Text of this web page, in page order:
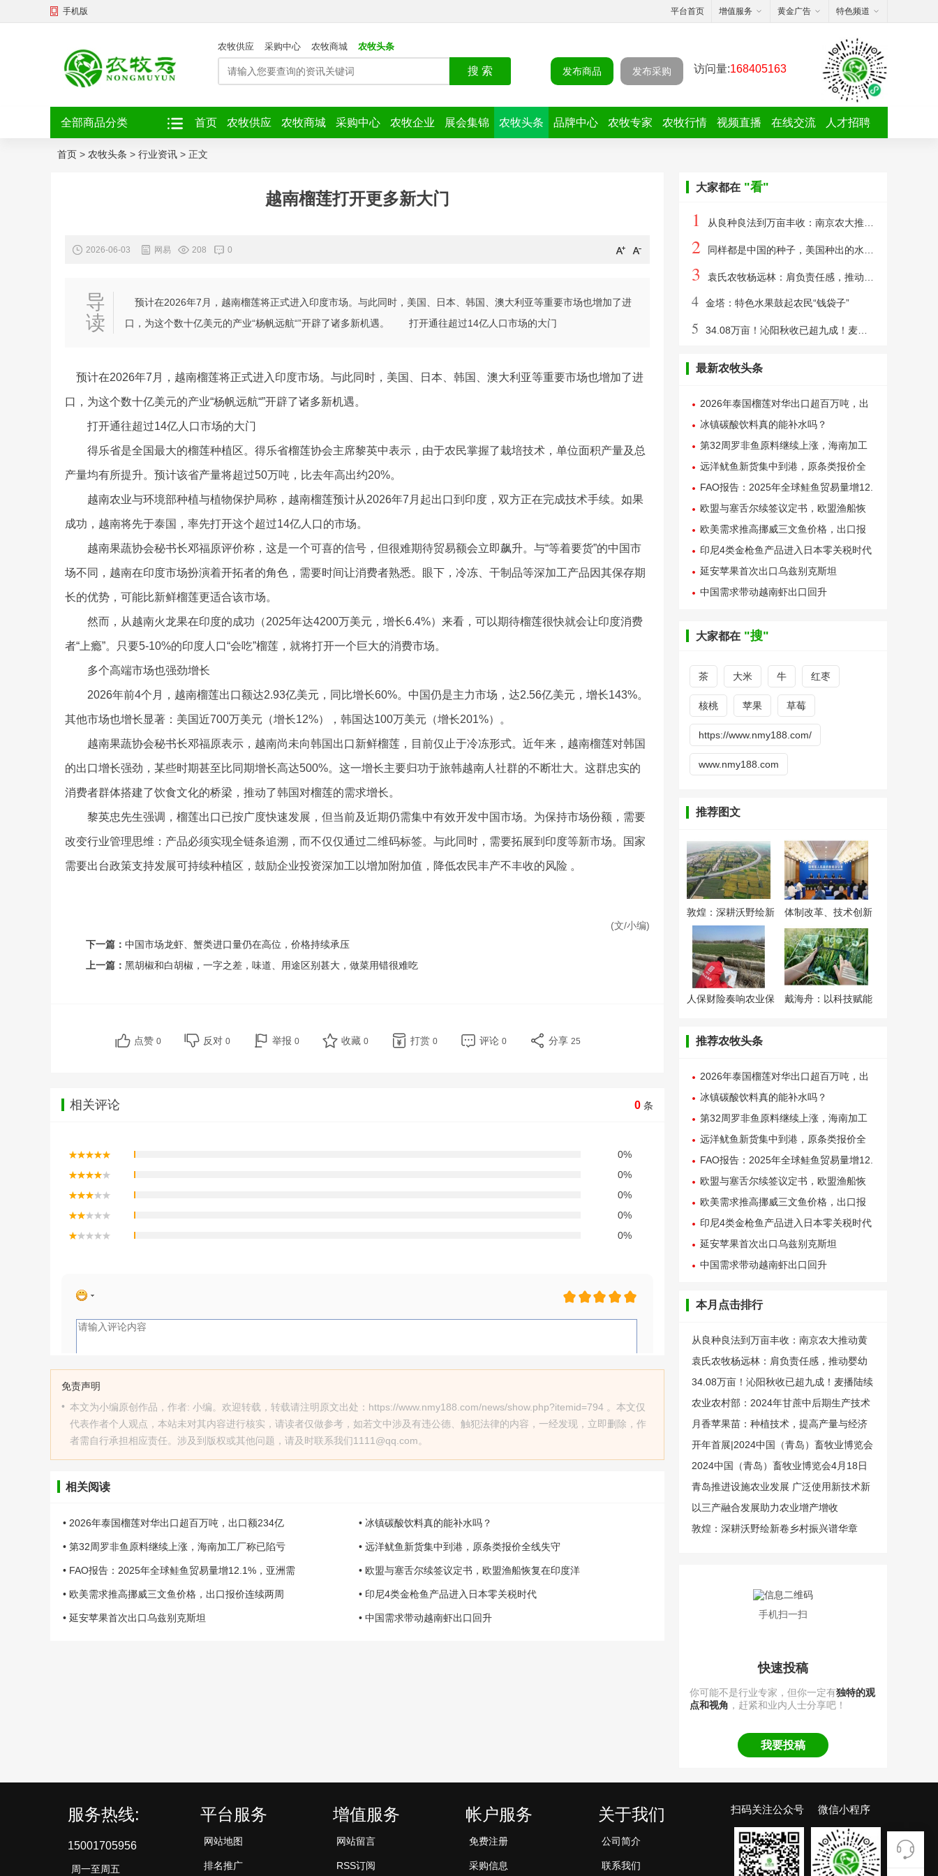
手机版 平台首页 增值服务 黄金广告 特色频道
农牧供应 采购中心 农牧商城 农牧头条
搜 索 访问量:168405163
发布采购
发布商品
全部商品分类 首页 农牧供应 农牧商城 采购中心 农牧企业 展会集锦 农牧头条 品牌中心 农牧专家 农牧行情 视频直播 在线交流 人才招聘
首页 > 农牧头条 > 行业资讯 > 正文
越南榴莲打开更多新大门
2026-06-03 网易 208 0
导
读
预计在2026年7月，越南榴莲将正式进入印度市场。与此同时，美国、日本、韩国、澳大利亚等重要市场也增加了进
口，为这个数十亿美元的产业“杨帆远航“”开辟了诸多新机遇。 打开通往超过14亿人口市场的大门
预计在2026年7月，越南榴莲将正式进入印度市场。与此同时，美国、日本、韩国、澳大利亚等重要市场也增加了进
口，为这个数十亿美元的产业“杨帆远航“”开辟了诸多新机遇。
打开通往超过14亿人口市场的大门
得乐省是全国最大的榴莲种植区。得乐省榴莲协会主席黎英中表示，由于农民掌握了栽培技术，单位面积产量及总
产量均有所提升。预计该省产量将超过50万吨，比去年高出约20%。
越南农业与环境部种植与植物保护局称，越南榴莲预计从2026年7月起出口到印度，双方正在完成技术手续。如果
成功，越南将先于泰国，率先打开这个超过14亿人口的市场。
越南果蔬协会秘书长邓福原评价称，这是一个可喜的信号，但很难期待贸易额会立即飙升。与“等着要货”的中国市
场不同，越南在印度市场扮演着开拓者的角色，需要时间让消费者熟悉。眼下，冷冻、干制品等深加工产品因其保存期
长的优势，可能比新鲜榴莲更适合该市场。
然而，从越南火龙果在印度的成功（2025年达4200万美元，增长6.4%）来看，可以期待榴莲很快就会让印度消费
者“上瘾”。只要5-10%的印度人口“会吃”榴莲，就将打开一个巨大的消费市场。
多个高端市场也强劲增长
2026年前4个月，越南榴莲出口额达2.93亿美元，同比增长60%。中国仍是主力市场，达2.56亿美元，增长143%。
其他市场也增长显著：美国近700万美元（增长12%），韩国达100万美元（增长201%）。
越南果蔬协会秘书长邓福原表示，越南尚未向韩国出口新鲜榴莲，目前仅止于冷冻形式。近年来，越南榴莲对韩国
的出口增长强劲，某些时期甚至比同期增长高达500%。这一增长主要归功于旅韩越南人社群的不断壮大。这群忠实的
消费者群体搭建了饮食文化的桥梁，推动了韩国对榴莲的需求增长。
黎英忠先生强调，榴莲出口已按广度快速发展，但当前及近期仍需集中有效开发中国市场。为保持市场份额，需要
改变行业管理思维：产品必须实现全链条追溯，而不仅仅通过二维码标签。与此同时，需要拓展到印度等新市场。国家
需要出台政策支持发展可持续种植区，鼓励企业投资深加工以增加附加值，降低农民丰产不丰收的风险 。
(文/小编)
下一篇： 中国市场龙虾、蟹类进口量仍在高位，价格持续承压
上一篇： 黑胡椒和白胡椒，一字之差，味道、用途区别甚大，做菜用错很难吃
点赞 0 反对 0 举报 0 收藏 0 打赏 0 评论 0 分享 25
0 条
相关评论
免责声明
• 本文为小编原创作品，作者: 小编。欢迎转载，转载请注明原文出处：https://www.nmy188.com/news/show.php?itemid=794 。本文仅
代表作者个人观点，本站未对其内容进行核实，请读者仅做参考，如若文中涉及有违公德、触犯法律的内容，一经发现，立即删除，作
者需自行承担相应责任。涉及到版权或其他问题，请及时联系我们1111@qq.com。
相关阅读
• 2026年泰国榴莲对华出口超百万吨，出口额234亿 • 冰镇碳酸饮料真的能补水吗？
• 第32周罗非鱼原料继续上涨，海南加工厂称已陷亏 • 远洋鱿鱼新货集中到港，原条类报价全线失守
• FAO报告：2025年全球鲑鱼贸易量增12.1%，亚洲需 • 欧盟与塞舌尔续签议定书，欧盟渔船恢复在印度洋
• 欧美需求推高挪威三文鱼价格，出口报价连续两周 • 印尼4类金枪鱼产品进入日本零关税时代
• 延安苹果首次出口乌兹别克斯坦 • 中国需求带动越南虾出口回升
大家都在 "看"
1 从良种良法到万亩丰收：南京农大推动黄淮海大豆大面积提升单产
2 同样都是中国的种子，美国种出的水稻，为何亩产要比中国高？
3 袁氏农牧杨远林：肩负责任感，推动婴幼儿食品全链路创新
4 金塔：特色水果鼓起农民“钱袋子”
5 34.08万亩！沁阳秋收已超九成！麦播陆续展开……
最新农牧头条
2026年泰国榴莲对华出口超百万吨，出
口额234亿元
冰镇碳酸饮料真的能补水吗？
第32周罗非鱼原料继续上涨，海南加工
厂称已陷亏损
远洋鱿鱼新货集中到港，原条类报价全
线失守
FAO报告：2025年全球鲑鱼贸易量增12.
1%，亚洲需求成关键驱动力
欧盟与塞舌尔续签议定书，欧盟渔船恢
复在印度洋捕捞作业
欧美需求推高挪威三文鱼价格，出口报
价连续两周上涨
印尼4类金枪鱼产品进入日本零关税时代
延安苹果首次出口乌兹别克斯坦
中国需求带动越南虾出口回升
大家都在 "搜"
茶 大米 牛 红枣
核桃 苹果 草莓
https://www.nmy188.com/
www.nmy188.com
推荐图文
敦煌：深耕沃野绘新
卷
体制改革、技术创新
双
人保财险奏响农业保
戴海舟：以科技赋能
推荐农牧头条
2026年泰国榴莲对华出口超百万吨，出
口额234亿元
冰镇碳酸饮料真的能补水吗？
第32周罗非鱼原料继续上涨，海南加工
厂称已陷亏损
远洋鱿鱼新货集中到港，原条类报价全
线失守
FAO报告：2025年全球鲑鱼贸易量增12.
1%，亚洲需求成关键驱动力
欧盟与塞舌尔续签议定书，欧盟渔船恢
复在印度洋捕捞作业
欧美需求推高挪威三文鱼价格，出口报
价连续两周上涨
印尼4类金枪鱼产品进入日本零关税时代
延安苹果首次出口乌兹别克斯坦
中国需求带动越南虾出口回升
本月点击排行
从良种良法到万亩丰收：南京农大推动黄
淮海大豆大面积提升单产
袁氏农牧杨远林：肩负责任感，推动婴幼
儿食品全链路创新
34.08万亩！沁阳秋收已超九成！麦播陆续
展开……
农业农村部：2024年甘蔗中后期生产技术
指导意见
月香苹果苗：种植技术，提高产量与经济
效益
开年首展|2024中国（青岛）畜牧业博览会
将于4月18日在青岛盛大开幕
2024中国（青岛）畜牧业博览会4月18日
在青岛盛大开幕
青岛推进设施农业发展 广泛使用新技术新
模式新装备
以三产融合发展助力农业增产增收
敦煌：深耕沃野绘新卷乡村振兴谱华章
手机扫一扫
快速投稿
你可能不是行业专家，但你一定有独特的观
点和视角 ，赶紧和业内人士分享吧！
我要投稿
服务热线:
15001705956
周一至周五
平台服务
网站地图
排名推广
增值服务
网站留言
RSS订阅
帐户服务
免费注册
采购信息
关于我们
公司简介
联系我们
扫码关注公众号 微信小程序